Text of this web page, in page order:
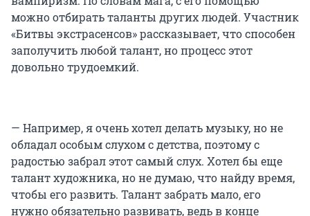
можно отбирать таланты других людей. Участник
«Битвы экстрасенсов» рассказывает, что способен
заполучить любой талант, но процесс этот
довольно трудоемкий.
— Например, я очень хотел делать музыку, но не
обладал особым слухом с детства, поэтому с
радостью забрал этот самый слух. Хотел бы еще
талант художника, но не думаю, что найду время,
чтобы его развить. Талант забрать мало, его
нужно обязательно развивать, ведь в конце